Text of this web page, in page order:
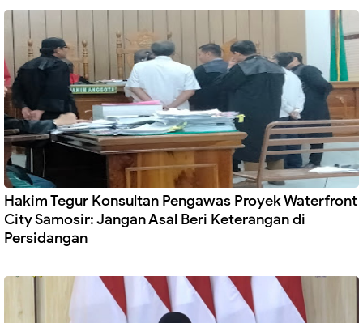
Hakim Tegur Konsultan Pengawas Proyek Waterfront
City Samosir: Jangan Asal Beri Keterangan di
Persidangan